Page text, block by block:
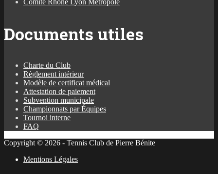
Documents utiles
Charte du Club
Règlement intérieur
Modèle de certificat médical
Attestation de paiement
Subvention municipale
Championnats par Équipes
Tournoi interne
FAQ
Copyright © 2026 - Tennis Club de Pierre Bénite
Mentions Légales